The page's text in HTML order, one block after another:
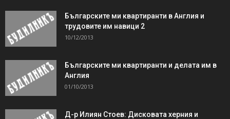
Българските ми квартиранти в Англия и
трудовите им навици 2
10/12/2013
Българските ми квартиранти и делата им в
Англия
01/10/2013
Д-р Илиян Стоев: Дисковата херния и